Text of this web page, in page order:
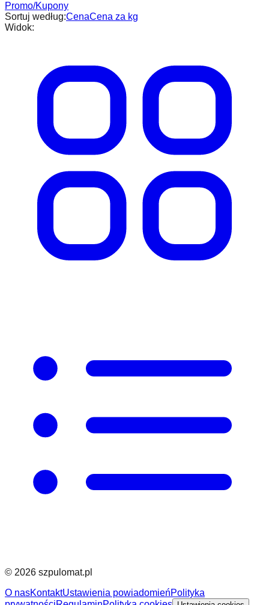
Promo/Kupony
Sortuj według:CenaCena za kg
Widok:
© 2026 szpulomat.pl
O nasKontaktUstawienia powiadomieńPolityka